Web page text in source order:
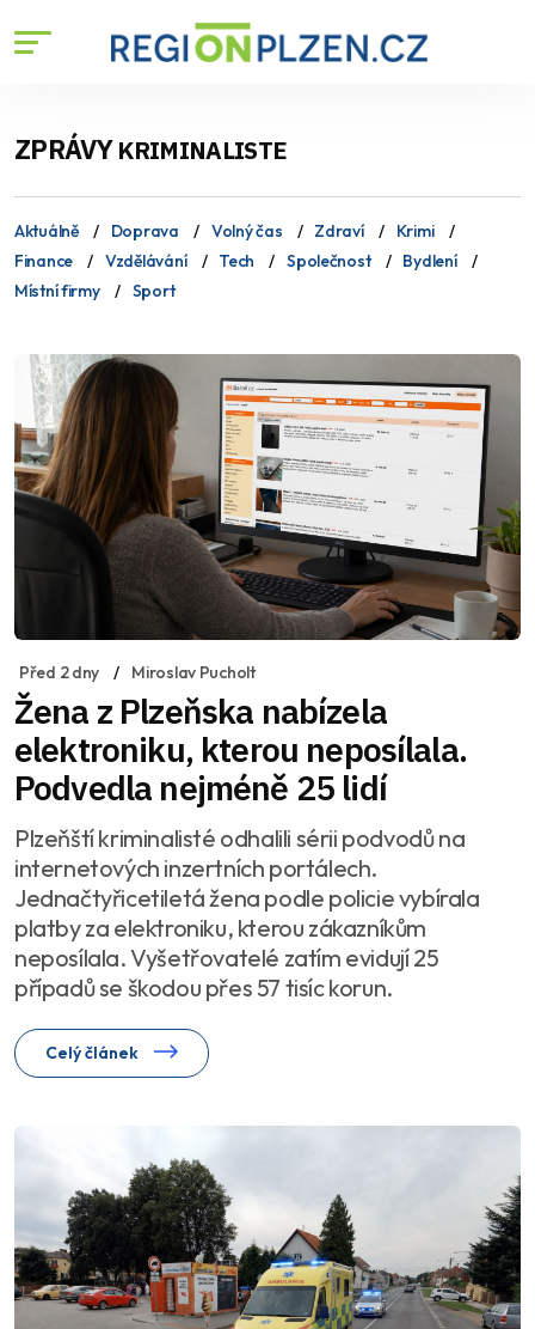
ZPRÁVYKRIMINALISTE
Aktuálně Doprava Volný čas Zdraví
Krimi
Finance
Vzdělávání Tech Společnost
Bydlení
Místní firmy
Sport
Před 2 dny Miroslav Pucholt
Žena z Plzeňska nabízela
elektroniku, kterou neposílala.
Podvedla nejméně 25 lidí
Plzeňští kriminalisté odhalili sérii podvodů na
internetových inzertních portálech.
Jednačtyřicetiletá žena podle policie vybírala
platby za elektroniku, kterou zákazníkům
neposílala. Vyšetřovatelé zatím evidují 25
případů se škodou přes 57 tisíc korun.
Celý článek